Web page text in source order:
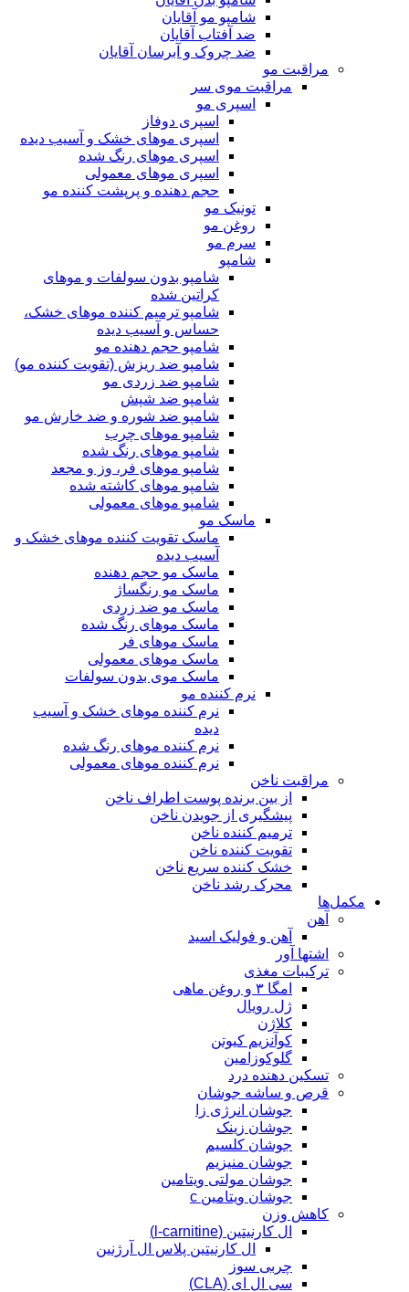
شامپو مو آقایان
ضد آفتاب آقایان
ضد چروک و آبرسان آقایان
مراقبت مو
مراقبت موی سر
اسپری مو
اسپری دوفاز
اسپری موهای خشک و آسیب دیده
اسپری موهای رنگ شده
اسپری موهای معمولی
حجم دهنده و پرپشت کننده مو
تونیک مو
روغن مو
سرم مو
شامپو
شامپو بدون سولفات و موهای
کراتین شده
شامپو ترمیم کننده موهای خشک،
حساس و آسیب دیده
شامپو حجم دهنده مو
شامپو ضد ریزش (تقویت کننده مو)
شامپو ضد زردی مو
شامپو ضد شپش
شامپو ضد شوره و ضد خارش مو
شامپو موهای چرب
شامپو موهای رنگ شده
شامپو موهای فر، وز و مجعد
شامپو موهای کاشته شده
شامپو موهای معمولی
ماسک مو
ماسک تقویت کننده موهای خشک و
آسیب دیده
ماسک مو حجم دهنده
ماسک مو رنگساژ
ماسک مو ضد زردی
ماسک موهای رنگ شده
ماسک موهای فر
ماسک موهای معمولی
ماسک موی بدون سولفات
نرم کننده مو
نرم کننده موهای خشک و آسیب
دیده
نرم کننده موهای رنگ شده
نرم کننده موهای معمولی
مراقبت ناخن
از بین برنده پوست اطراف ناخن
پیشگیری از جویدن ناخن
ترمیم کننده ناخن
تقویت کننده ناخن
خشک کننده سریع ناخن
محرک رشد ناخن
مکمل‌ها
آهن
آهن و فولیک اسید
اشتها آور
ترکیبات مغذی
امگا ۳ و روغن ماهی
ژل رویال
کلاژن
کوآنزیم کیوتن
گلوکوزامین
تسکین دهنده درد
قرص و ساشه جوشان
جوشان انرژی زا
جوشان زینک
جوشان کلسیم
جوشان منیزیم
جوشان مولتی ویتامین
جوشان ویتامین c
کاهش وزن
ال کارنیتین (l-carnitine)
ال کارنیتین پلاس ال آرژنین
چربی سوز
سی ال ای (CLA)